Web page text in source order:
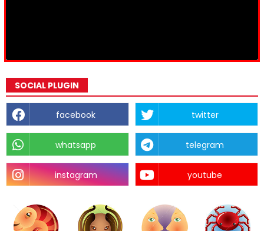
SOCIAL PLUGIN
facebook twitter
whatsapp telegram
instagram youtube